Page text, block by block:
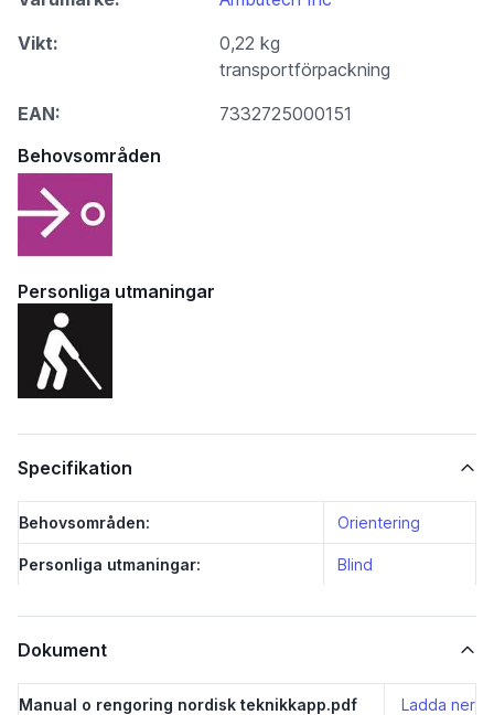
Vikt:
0,22 kg
transportförpackning
EAN:
7332725000151
Behovsområden
Personliga utmaningar
Specifikation
Behovsområden: Orientering
Personliga utmaningar: Blind
Dokument
Manual o rengoring nordisk teknikkapp.pdf Ladda ner